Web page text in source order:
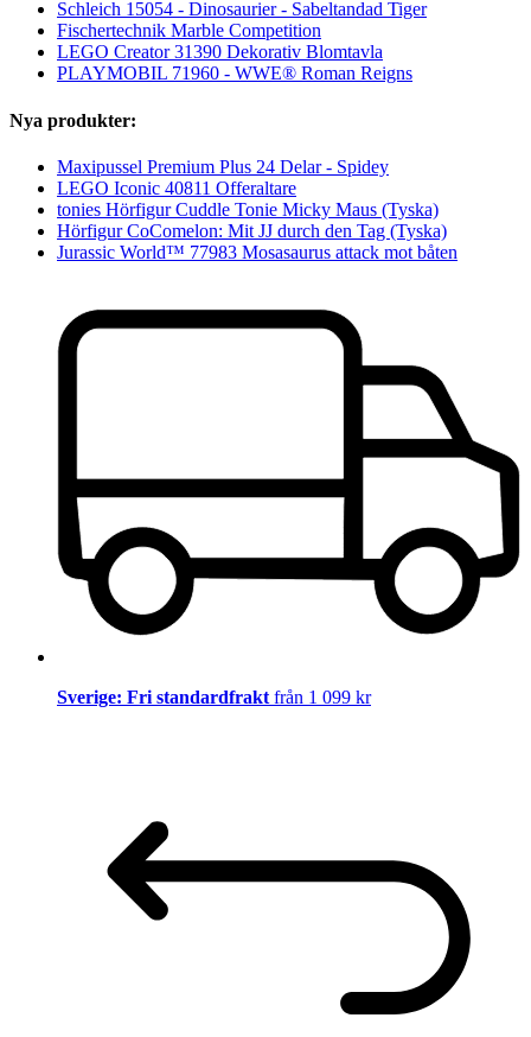
Schleich 15054 - Dinosaurier - Sabeltandad Tiger
Fischertechnik Marble Competition
LEGO Creator 31390 Dekorativ Blomtavla
PLAYMOBIL 71960 - WWE® Roman Reigns
Nya produkter:
Maxipussel Premium Plus 24 Delar - Spidey
LEGO Iconic 40811 Offeraltare
tonies Hörfigur Cuddle Tonie Micky Maus (Tyska)
Hörfigur CoComelon: Mit JJ durch den Tag (Tyska)
Jurassic World™ 77983 Mosasaurus attack mot båten
Sverige: Fri standardfrakt från 1 099 kr